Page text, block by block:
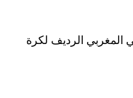
المغربي الرديف لكرة